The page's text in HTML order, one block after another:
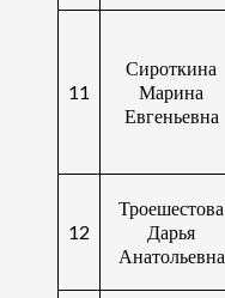
11
Сироткина
Марина
Евгеньевна
12
Троешестова
Дарья
Анатольевна